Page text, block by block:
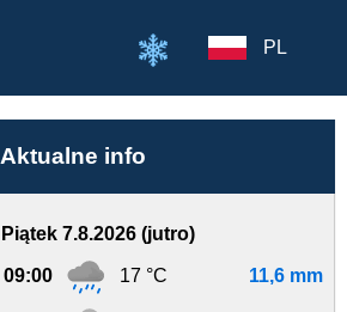
PL
Aktualne info
Piątek 7.8.2026 (jutro)
09:00 17 °C 11,6 mm